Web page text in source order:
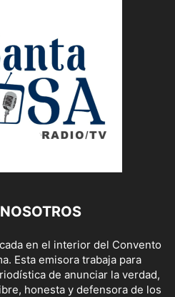
en el interior del Convento
Esta emisora trabaja para
de anunciar la verdad,
honesta y defensora de los